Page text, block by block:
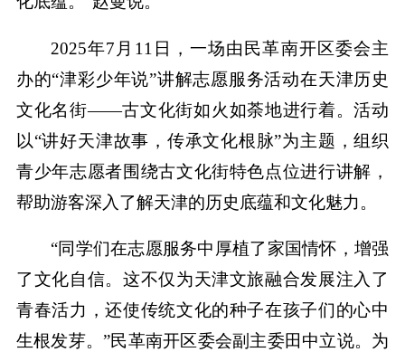
2025年7月11日，一场由民革南开区委会主
办的“津彩少年说”讲解志愿服务活动在天津历史
文化名街——古文化街如火如荼地进行着。活动
以“讲好天津故事，传承文化根脉”为主题，组织
青少年志愿者围绕古文化街特色点位进行讲解，
帮助游客深入了解天津的历史底蕴和文化魅力。
“同学们在志愿服务中厚植了家国情怀，增强
了文化自信。这不仅为天津文旅融合发展注入了
青春活力，还使传统文化的种子在孩子们的心中
生根发芽。”民革南开区委会副主委田中立说。为